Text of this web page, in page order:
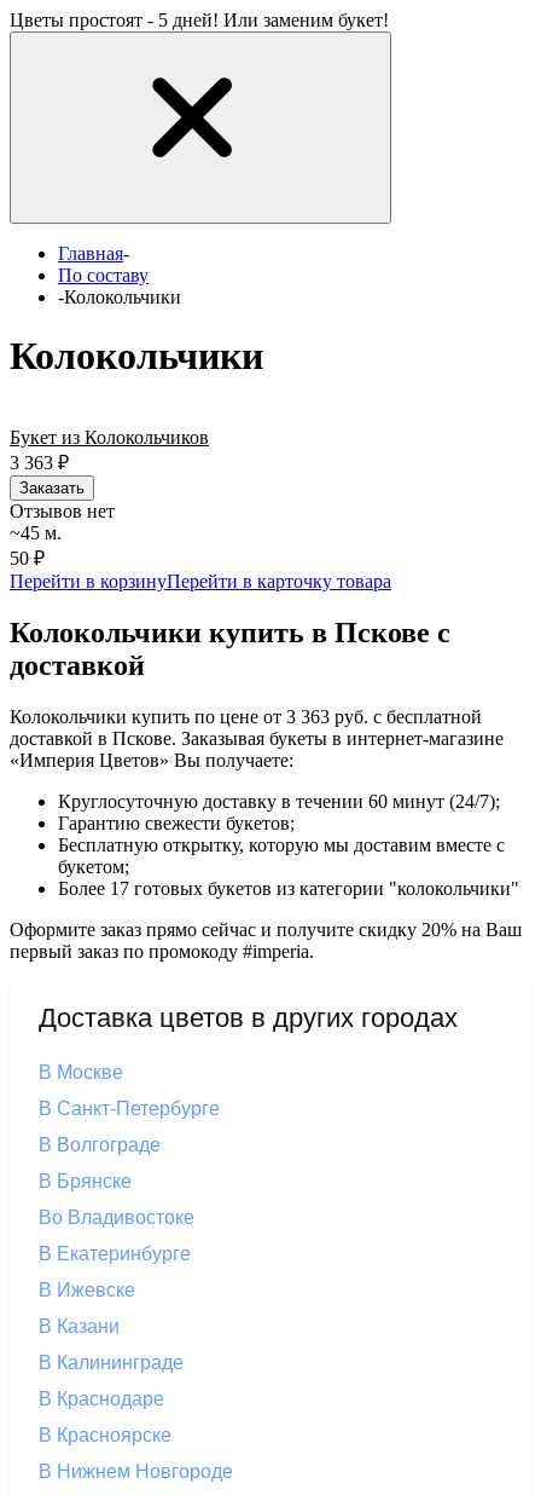
Цветы простоят - 5 дней! Или заменим букет!
Главная-
По составу
-Колокольчики
Колокольчики
Букет из Колокольчиков
3 363 ₽
Заказать
Отзывов нет
~45 м.
50 ₽
Перейти в корзинуПерейти в карточку товара
Колокольчики купить в Пскове с
доставкой
Колокольчики купить по цене от 3 363 руб. с бесплатной
доставкой в Пскове. Заказывая букеты в интернет-магазине
«Империя Цветов» Вы получаете:
Круглосуточную доставку в течении 60 минут (24/7);
Гарантию свежести букетов;
Бесплатную открытку, которую мы доставим вместе с
букетом;
Более 17 готовых букетов из категории "колокольчики"
Оформите заказ прямо сейчас и получите скидку 20% на Ваш
первый заказ по промокоду #imperia.
Доставка цветов в других городах
В Москве
В Санкт-Петербурге
В Волгограде
В Брянске
Во Владивостоке
В Екатеринбурге
В Ижевске
В Казани
В Калининграде
В Краснодаре
В Красноярске
В Нижнем Новгороде